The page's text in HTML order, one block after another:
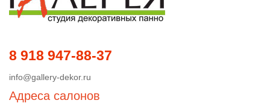
8 918 947-88-37
info@gallery-dekor.ru
Адреса салонов